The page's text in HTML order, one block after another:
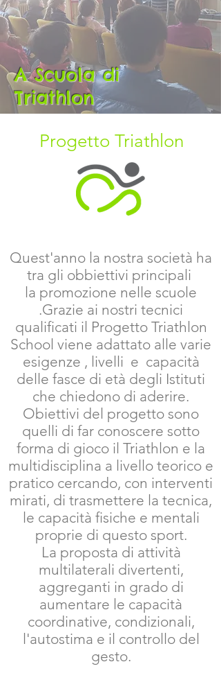
A Scuola di
Triathlon
Progetto Triathlon
Quest'anno la nostra società ha
tra gli obbiettivi principali
la promozione nelle scuole
.Grazie ai nostri tecnici
qualificati il Progetto Triathlon
School viene adattato alle varie
esigenze , livelli e capacità
delle fasce di età degli Istituti
che chiedono di aderire.
Obiettivi del progetto sono
quelli di far conoscere sotto
forma di gioco il Triathlon e la
multidisciplina a livello teorico e
pratico cercando, con interventi
mirati, di trasmettere la tecnica,
le capacità fisiche e mentali
proprie di questo sport.
La proposta di attività
multilaterali divertenti,
aggreganti in grado di
aumentare le capacità
coordinative, condizionali,
l'autostima e il controllo del
gesto.